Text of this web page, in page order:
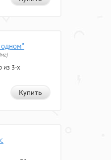
одном"
из 3-х
Купить